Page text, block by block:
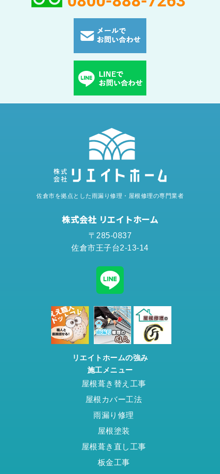
佐倉市を拠点とした雨漏り修理・屋根修理の専門業者
株式会社 リエイトホーム
〒285-0837
佐倉市王子台2-13-14
リエイトホームの強み
施工メニュー
屋根葺き替え工事
屋根カバー工法
雨漏り修理
屋根塗装
屋根葺き直し工事
板金工事